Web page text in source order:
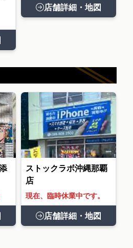
店舗詳細・地図
ストックラボ沖縄那覇
店
現在、臨時休業中です。
店舗詳細・地図